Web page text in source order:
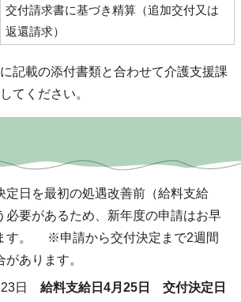
交付請求書に基づき精算（追加交付又は
返還請求）
記載の添付書類と合わせて介護支援課
てください。
定日を最初の処遇改善前（給料支給
必要があるため、新年度の申請はお早
す。 ※申請から交付決定まで2週間
あります。
23日 給料支給日4月25日
交付決定日